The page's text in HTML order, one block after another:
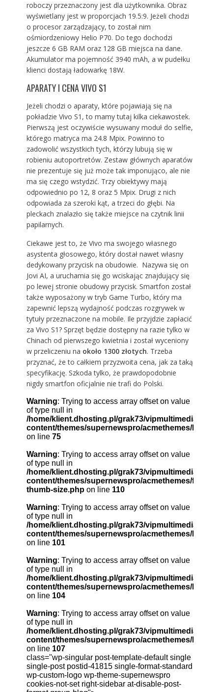
roboczy przeznaczony jest dla użytkownika. Obraz
wyświetlany jest w proporcjach 19.5:9. Jeżeli chodzi
o procesor zarządzający, to został nim
ośmiordzeniowy Helio P70. Do tego dochodzi
jeszcze 6 GB RAM oraz 128 GB miejsca na dane.
Akumulator ma pojemność 3940 mAh, a w pudełku
klienci dostają ładowarkę 18W.
APARATY I CENA VIVO S1
Jeżeli chodzi o aparaty, które pojawiają się na
pokładzie Vivo S1, to mamy tutaj kilka ciekawostek.
Pierwszą jest oczywiście wysuwany moduł do selfie,
którego matryca ma 24.8 Mpix. Powinno to
zadowolić wszystkich tych, którzy lubują się w
robieniu autoportretów. Zestaw głównych aparatów
nie prezentuje się już może tak imponująco, ale nie
ma się czego wstydzić. Trzy obiektywy mają
odpowiednio po 12, 8 oraz 5 Mpix. Drugi z nich
odpowiada za szeroki kąt, a trzeci do głębi. Na
pleckach znalazło się także miejsce na czytnik linii
papilarnych.
Ciekawe jest to, że Vivo ma swojego własnego
asystenta głosowego, który dostał nawet własny
dedykowany przycisk na obudowie. Nazywa się on
Jovi AI, a uruchamia się go wciskając znajdujący się
po lewej stronie obudowy przycisk. Smartfon został
także wyposażony w tryb Game Turbo, który ma
zapewnić lepszą wydajność podczas rozgrywek w
tytuły przeznaczone na mobile. Ile przyjdzie zapłacić
za Vivo S1? Sprzęt będzie dostępny na razie tylko w
Chinach od pierwszego kwietnia i został wyceniony
w przeliczeniu na około 1300 złotych. Trzeba
przyznać, że to całkiem przyzwoita cena, jak za taką
specyfikację. Szkoda tylko, że prawdopodobnie
nigdy smartfon oficjalnie nie trafi do Polski.